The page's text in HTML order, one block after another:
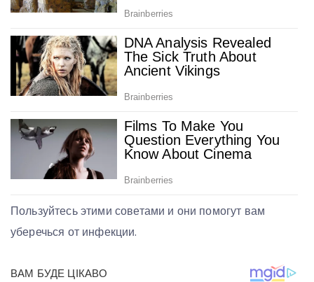
Пользуйтесь этими советами и они помогут вам
уберечься от инфекции.